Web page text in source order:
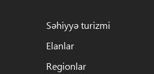
Səhiyyə turizmi
Elanlar
Regionlar